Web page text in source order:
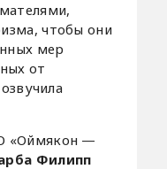
чтобы они
мер
от
«Оймякон —
Филипп